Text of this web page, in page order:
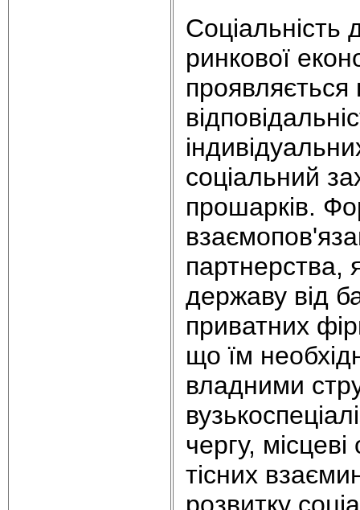
ринкової
соціальний
прошарків.
партнерства,
державу від
приватних
що їм
владними
чергу,
тісних
розвитку